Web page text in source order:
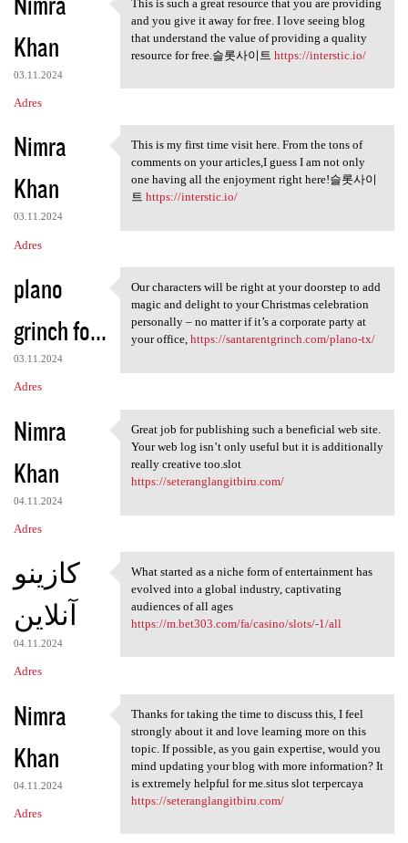
Khan
03.11.2024
Adres
This is such a great resource
This is such a great resource that you are providing
and you give it away for free. I love seeing blog
that understand the value of providing a quality
resource for free.슬롯사이트 https://interstic.io/
Nimra
Khan
03.11.2024
Adres
This is my first time visit
This is my first time visit here. From the tons of
comments on your articles,I guess I am not only
one having all the enjoyment right here!슬롯사이
트 https://interstic.io/
plano
grinch fo...
03.11.2024
Adres
Our characters will be right
Our characters will be right at your doorstep to add
magic and delight to your Christmas celebration
personally – no matter if it’s a corporate party at
your office, https://santarentgrinch.com/plano-tx/
Nimra
Khan
04.11.2024
Adres
Great job for publishing such
Great job for publishing such a beneficial web site.
Your web log isn’t only useful but it is additionally
really creative too.slot
https://seteranglangitbiru.com/
کازینو
آنلاین
04.11.2024
Adres
What started as a niche form
What started as a niche form of entertainment has
evolved into a global industry, captivating
audiences of all ages
https://m.bet303.com/fa/casino/slots/-1/all
Nimra
Khan
04.11.2024
Adres
Thanks for taking the time to
Thanks for taking the time to discuss this, I feel
strongly about it and love learning more on this
topic. If possible, as you gain expertise, would you
mind updating your blog with more information? It
is extremely helpful for me.situs slot terpercaya
https://seteranglangitbiru.com/